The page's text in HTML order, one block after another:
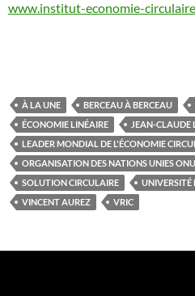
www.institut-economie-
À LA UNE BERCEAU À BERCEAU
ÉCONOMIE LINÉAIRE
JEAN-CLAUDE
LEADER MONDIAL DE L'ÉCONOMIE
ORGANISATION DES NATIONS UNIES ONU
SOLUTION CIRCULAIRE
UNIVERSITÉ
VINCENT AUREZ
VRIC